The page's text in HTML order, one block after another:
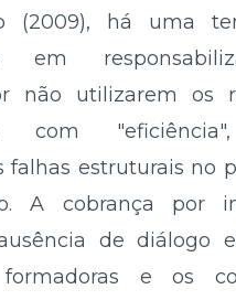
(2009), há uma
em
não utilizarem os
com
falhas estruturais no
A cobrança por
de diálogo
e os